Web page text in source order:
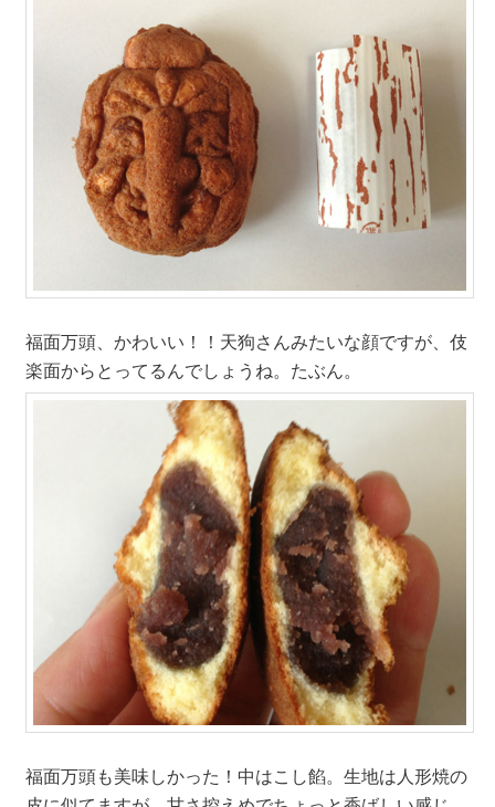
福面万頭、かわいい！！天狗さんみたいな顔ですが、伎
楽面からとってるんでしょうね。たぶん。
福面万頭も美味しかった！中はこし餡。生地は人形焼の